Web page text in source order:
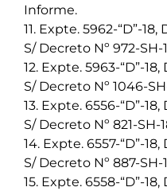
Informe.
11. Expte. 5962-“D”-
S/ Decreto Nº 972-SH-
12. Expte. 5963-“D”-
S/ Decreto Nº 1046-
13. Expte. 6556-“D”-
S/ Decreto Nº 821-SH-
14. Expte. 6557-“D”-
S/ Decreto Nº 887-SH-
15. Expte. 6558-“D”-